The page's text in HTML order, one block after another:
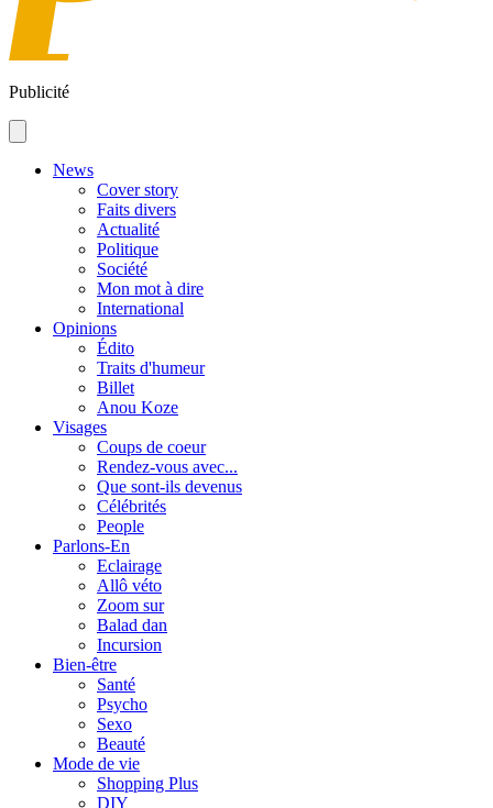
Publicité
News
Cover story
Faits divers
Actualité
Politique
Société
Mon mot à dire
International
Opinions
Édito
Traits d'humeur
Billet
Anou Koze
Visages
Coups de coeur
Rendez-vous avec...
Que sont-ils devenus
Célébrités
People
Parlons-En
Eclairage
Allô véto
Zoom sur
Balad dan
Incursion
Bien-être
Santé
Psycho
Sexo
Beauté
Mode de vie
Shopping Plus
DIY